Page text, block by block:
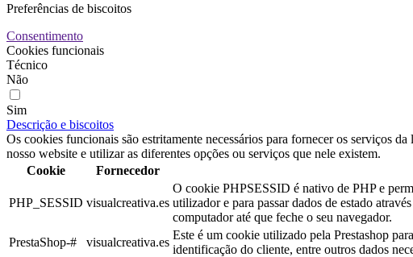
Preferências de biscoitos
Consentimento
Cookies funcionais
Técnico
Não
Sim
Descrição e biscoitos
Os cookies funcionais são estritamente necessários para fornecer os serviços
nosso website e utilizar as diferentes opções ou serviços que nele existem.
Cookie
Fornecedor
PHP_SESSID visualcreativa.es
O cookie PHPSESSID é nativo de PHP e
utilizador e para passar dados de estado
computador até que feche o seu navegador.
PrestaShop-# visualcreativa.es
Este é um cookie utilizado pela Prestashop
identificação do cliente, entre outros dados